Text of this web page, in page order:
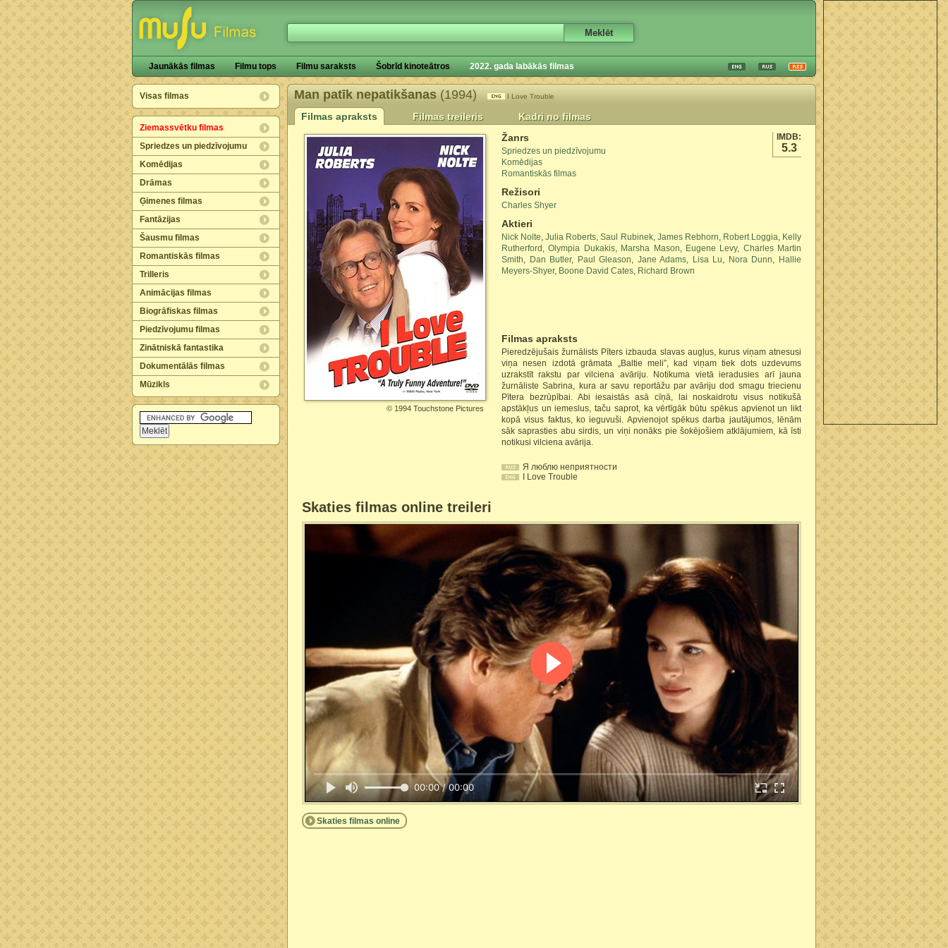
Jaunākās filmas Filmu tops Filmu saraksts Šobrīd kinoteātros 2022. gada labākās filmas
Visas filmas
Ziemassvētku filmas
Spriedzes un piedzīvojumu
Komēdijas
Drāmas
Ģimenes filmas
Fantāzijas
Šausmu filmas
Romantiskās filmas
Trilleris
Animācijas filmas
Biogrāfiskas filmas
Piedzīvojumu filmas
Zinātniskā fantastika
Dokumentālās filmas
Mūzikls
Man patīk nepatikšanas (1994) I Love Trouble
Filmas apraksts Filmas treileris Kadri no filmas
IMDB:
5.3
Žanrs
Spriedzes un piedzīvojumu
Komēdijas
Romantiskās filmas
Režisori
Charles Shyer
Aktieri
Nick Nolte,Julia Roberts,Saul Rubinek, James Rebhorn, Robert Loggia, Kelly
Rutherford ,Olympia Dukakis, Marsha Mason, Eugene Levy, Charles Martin
Smith, Dan Butler, Paul Gleason, Jane Adams, Lisa Lu, Nora Dunn, Hallie
Meyers-Shyer, Boone David Cates, Richard Brown
Filmas apraksts
Pieredzējušais žurnālists Pīters izbauda slavas augļus, kurus viņam atnesusi
viņa nesen izdotā grāmata „Baltie meli”, kad viņam tiek dots uzdevums
uzrakstīt rakstu par vilciena avāriju. Notikuma vietā ieradusies arī jauna
žurnāliste Sabrina, kura ar savu reportāžu par avāriju dod smagu triecienu
Pītera bezrūpībai. Abi iesaistās asā cīņā, lai noskaidrotu visus notikušā
apstākļus un iemeslus, taču saprot, ka vērtīgāk būtu spēkus apvienot un likt
kopā visus faktus, ko ieguvuši. Apvienojot spēkus darba jautājumos, lēnām
sāk saprasties abu sirdis, un viņi nonāks pie šokējošiem atklājumiem, kā īsti
notikusi vilciena avārija.
Я люблю неприятности
I Love Trouble
© 1994 Touchstone Pictures
Skaties filmas online treileri
00:00 / 00:00
Skaties filmas online